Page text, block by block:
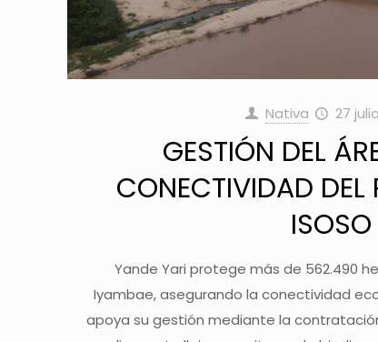
Nativa 27
GESTIÓN DEL
CONECTIVIDAD DEL
Yande Yari protege más de 562.490
Iyambae, asegurando la conectividad
apoya su gestión mediante la